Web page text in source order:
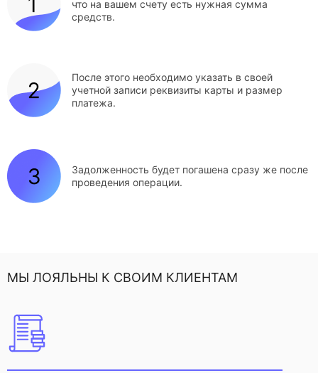
что на вашем счету есть нужная сумма
средств.
После этого необходимо указать в своей
учетной записи реквизиты карты и размер
платежа.
Задолженность будет погашена сразу же после
проведения операции.
МЫ ЛОЯЛЬНЫ К СВОИМ КЛИЕНТАМ